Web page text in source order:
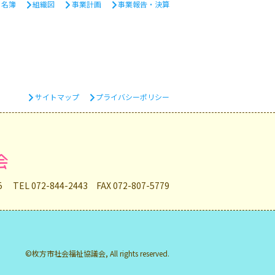
簿 組織図 事業計画 事業報告・決算
サイトマップ プライバシーポリシー
TEL 072-844-2443 FAX 072-807-5779
©枚方市社会福祉協議会, All rights reserved.